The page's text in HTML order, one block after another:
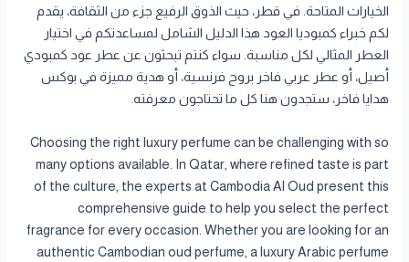
الخيارات المتاحة. في قطر، حيث الذوق الرفيع جزء من الثقافة، يقدم
لكم خبراء كمبوديا العود هذا الدليل الشامل لمساعدتكم في اختيار
العطر المثالي لكل مناسبة. سواء كنتم تبحثون عن عطر عود كمبودي
أصيل، أو عطر عربي فاخر بروح فرنسية، أو هدية مميزة في بوكس
هدايا فاخر، ستجدون هنا كل ما تحتاجون معرفته.
Choosing the right luxury perfume can be challenging with so
many options available. In Qatar, where refined taste is part
of the culture, the experts at Cambodia Al Oud present this
comprehensive guide to help you select the perfect
fragrance for every occasion. Whether you are looking for an
authentic Cambodian oud perfume, a luxury Arabic perfume